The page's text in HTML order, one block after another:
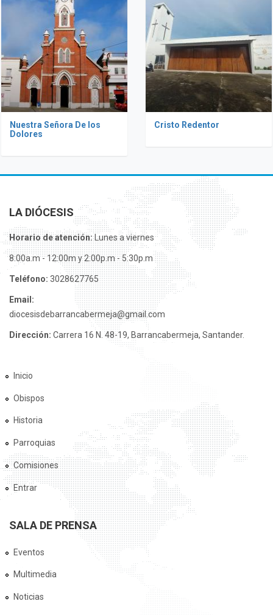
Nuestra Señora De los
Dolores
Cristo Redentor
LA DIÓCESIS
Horario de atención:Lunes a viernes
8:00a.m - 12:00m y 2:00p.m - 5:30p.m
Teléfono: 3028627765
Email:
diocesisdebarrancabermeja@gmail.com
Dirección: Carrera 16 N. 48-19, Barrancabermeja, Santander.
Inicio
Obispos
Historia
Parroquias
Comisiones
Entrar
SALA DE PRENSA
Eventos
Multimedia
Noticias